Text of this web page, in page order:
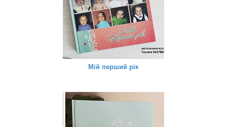
Мій перший рік